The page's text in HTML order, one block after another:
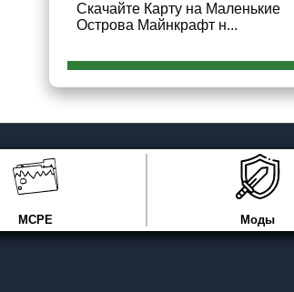
Скачайте Карту на Маленькие
Острова Майнкрафт н...
MCPE Моды